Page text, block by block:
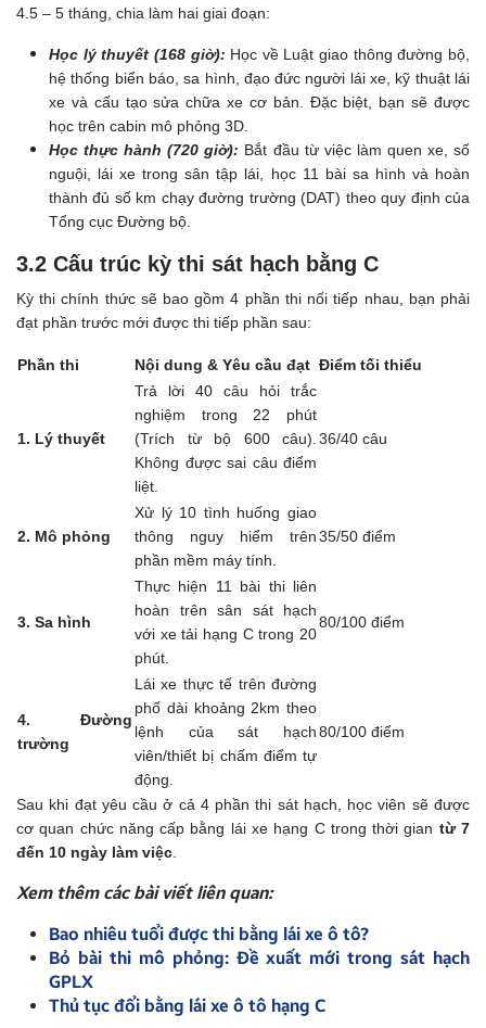
4.5 – 5 tháng, chia làm hai giai đoạn:
Học lý thuyết (168 giờ): Học về Luật giao thông đường bộ,
hệ thống biển báo, sa hình, đạo đức người lái xe, kỹ thuật lái
xe và cấu tạo sửa chữa xe cơ bản. Đặc biệt, bạn sẽ được
học trên cabin mô phỏng 3D.
Học thực hành (720 giờ): Bắt đầu từ việc làm quen xe, số
nguội, lái xe trong sân tập lái, học 11 bài sa hình và hoàn
thành đủ số km chạy đường trường (DAT) theo quy định của
Tổng cục Đường bộ.
3.2 Cấu trúc kỳ thi sát hạch bằng C
Kỳ thi chính thức sẽ bao gồm 4 phần thi nối tiếp nhau, bạn phải
đạt phần trước mới được thi tiếp phần sau:
Phần thi Nội dung & Yêu cầu đạt Điểm tối thiểu
1. Lý thuyết
Trả lời 40 câu hỏi trắc
nghiệm trong 22 phút
(Trích từ bộ 600 câu).
Không được sai câu điểm
liệt.
36/40 câu
2. Mô phỏng
Xử lý 10 tình huống giao
thông nguy hiểm trên
phần mềm máy tính.
35/50 điểm
3. Sa hình
Thực hiện 11 bài thi liên
hoàn trên sân sát hạch
với xe tải hạng C trong 20
phút.
80/100 điểm
4. Đường
trường
Lái xe thực tế trên đường
phố dài khoảng 2km theo
lệnh của sát hạch
viên/thiết bị chấm điểm tự
động.
80/100 điểm
Sau khi đạt yêu cầu ở cả 4 phần thi sát hạch, học viên sẽ được
cơ quan chức năng cấp bằng lái xe hạng C trong thời gian từ 7
đến 10 ngày làm việc.
Xem thêm các bài viết liên quan:
Bao nhiêu tuổi được thi bằng lái xe ô tô?
Bỏ bài thi mô phỏng: Đề xuất mới trong sát hạch
GPLX
Thủ tục đổi bằng lái xe ô tô hạng C